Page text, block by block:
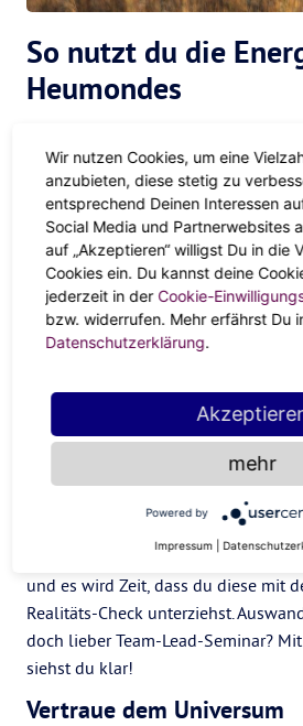
So nutzt du die
Heumondes
Keine faulen Kompromisse
Ganz gleich, ob lahmer Langzeit-
Beziehung, die du nur aus
oderdie Freundin, der du dir kaum
hast: Beim Vollmond ist Loslassen
Do-List. Und mit dem Steinbock
alles, was deinen Fokus von den
Dream-Job, ich komme!
Mit dem Heumond im ehrgeizigen
ganz genau unter die
noch deins? Wäre das Studium der
was für dich? Und was ist eigentlich
LehrerIn-Ausbildung geworden?
und es wird Zeit, dass du diese mit
Realitäts-Check unterziehst.
doch lieber Team-Lead-Seminar?
siehst du klar!
Vertraue dem Universum
Wir nutzen Cookies, um eine
anzubieten, diese stetig zu
entsprechend Deinen Interessen
Social Media und Partnerwebsites
auf „Akzeptieren“ willigst Du in die
Cookies ein. Du kannst deine
jederzeit in der Cookie-
bzw. widerrufen. Mehr erfährst Du
Datenschutzerklärung.
mehr
Powered by
Impressum